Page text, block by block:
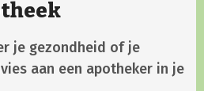
je gezondheid of je
aan een apotheker in je